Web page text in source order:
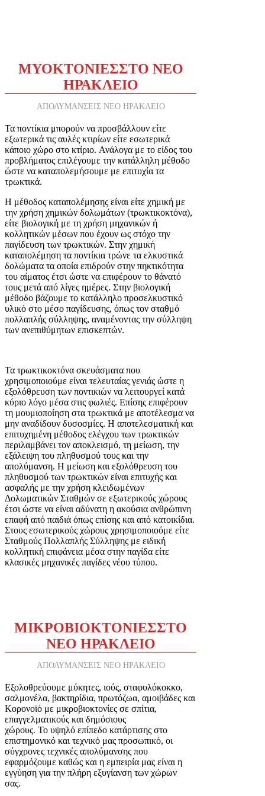
ΜΥΟΚΤΟΝΙΕΣΣΤΟ ΝΕΟ
ΗΡΑΚΛΕΙΟ
ΑΠΟΛΥΜΑΝΣΕΙΣ ΝΕΟ ΗΡΑΚΛΕΙΟ
Τα ποντίκια μπορούν να προσβάλλουν είτε
εξωτερικά τις αυλές κτιρίων είτε εσωτερικά
κάποιο χώρο στο κτίριο. Ανάλογα με το είδος του
προβλήματος επιλέγουμε την κατάλληλη μέθοδο
ώστε να καταπολεμήσουμε με επιτυχία τα
τρωκτικά.
Η μέθοδος καταπολέμησης είναι είτε χημική με
την χρήση χημικών δολωμάτων (τρωκτικοκτόνα),
είτε βιολογική με τη χρήση μηχανικών ή
κολλητικών μέσων που έχουν ως στόχο την
παγίδευση των τρωκτικών. Στην χημική
καταπολέμηση τα ποντίκια τρώνε τα ελκυστικά
δολώματα τα οποία επιδρούν στην πηκτικότητα
του αίματος έτσι ώστε να επιφέρουν το θάνατό
τους μετά από λίγες ημέρες. Στην βιολογική
μέθοδο βάζουμε το κατάλληλο προσελκυστικό
υλικό στο μέσο παγίδευσης, όπως τον σταθμό
πολλαπλής σύλληψης, αναμένοντας την σύλληψη
των ανεπιθύμητων επισκεπτών.
Τα τρωκτικοκτόνα σκευάσματα που
χρησιμοποιούμε είναι τελευταίας γενιάς ώστε η
εξολόθρευση των ποντικιών να λειτουργεί κατά
κύριο λόγο μέσα στις φωλιές. Επίσης επιφέρουν
τη μουμιοποίηση στα τρωκτικά με αποτέλεσμα να
μην αναδίδουν δυσοσμίες. Η αποτελεσματική και
επιτυχημένη μέθοδος ελέγχου των τρωκτικών
περιλαμβάνει τον αποκλεισμό, τη μείωση, την
εξάλειψη του πληθυσμού τους και την
απολύμανση. Η μείωση και εξολόθρευση του
πληθυσμού των τρωκτικών είναι επιτυχής και
ασφαλής με την χρήση κλειδωμένων
Δολωματικών Σταθμών σε εξωτερικούς χώρους
έτσι ώστε να είναι αδύνατη η ακούσια ανθρώπινη
επαφή από παιδιά όπως επίσης και από κατοικίδια.
Στους εσωτερικούς χώρους χρησιμοποιούμε είτε
Σταθμούς Πολλαπλής Σύλληψης με ειδική
κολλητική επιφάνεια μέσα στην παγίδα είτε
κλασικές μηχανικές παγίδες νέου τύπου.
ΜΙΚΡΟΒΙΟΚΤΟΝΙΕΣΣΤΟ
ΝΕΟ ΗΡΑΚΛΕΙΟ
ΑΠΟΛΥΜΑΝΣΕΙΣ ΝΕΟ ΗΡΑΚΛΕΙΟ
Εξολοθρεύουμε μύκητες, ιούς, σταφυλόκοκκο,
σαλμονέλα, βακτηρίδια, πρωτόζωα, αμοιβάδες και
Κορονοϊό με μικροβιοκτονίες σε σπίτια,
επαγγελματικούς και δημόσιους
χώρους. Το υψηλό επίπεδο κατάρτισης στο
επιστημονικό και τεχνικό μας προσωπικό, οι
σύγχρονες τεχνικές απολύμανσης που
εφαρμόζουμε καθώς και η εμπειρία μας είναι η
εγγύηση για την πλήρη εξυγίανση των χώρων
σας.